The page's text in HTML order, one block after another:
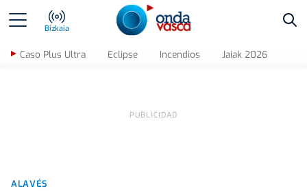
Bizkaia
Caso Plus Ultra Eclipse Incendios Jaiak 2026
ALAVÉS